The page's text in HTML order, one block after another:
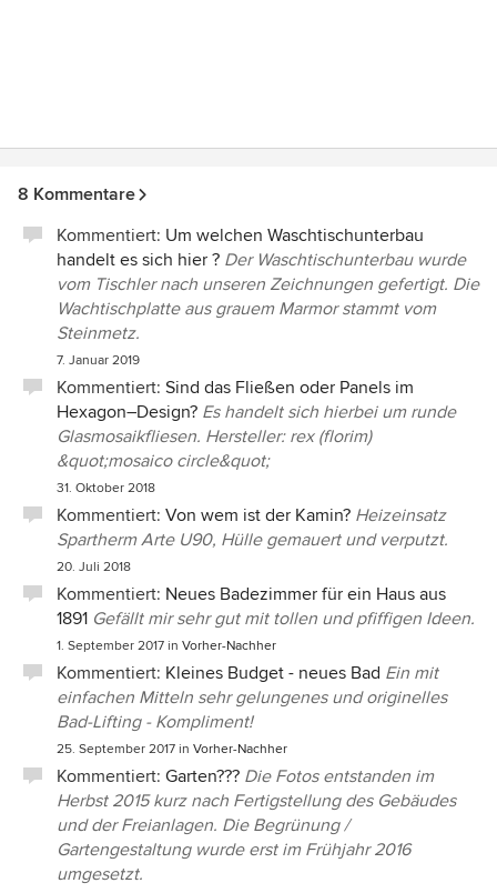
8 Kommentare
Kommentiert: Um welchen Waschtischunterbau
handelt es sich hier ? Der Waschtischunterbau wurde
vom Tischler nach unseren Zeichnungen gefertigt. Die
Wachtischplatte aus grauem Marmor stammt vom
Steinmetz.
7. Januar 2019
Kommentiert: Sind das Fließen oder Panels im
Hexagon–Design? Es handelt sich hierbei um runde
Glasmosaikfliesen. Hersteller: rex (florim)
&quot;mosaico circle&quot;
31. Oktober 2018
Kommentiert: Von wem ist der Kamin? Heizeinsatz
Spartherm Arte U90, Hülle gemauert und verputzt.
20. Juli 2018
Kommentiert: Neues Badezimmer für ein Haus aus
1891 Gefällt mir sehr gut mit tollen und pfiffigen Ideen.
1. September 2017 in Vorher-Nachher
Kommentiert: Kleines Budget - neues Bad Ein mit
einfachen Mitteln sehr gelungenes und originelles
Bad-Lifting - Kompliment!
25. September 2017 in Vorher-Nachher
Kommentiert: Garten??? Die Fotos entstanden im
Herbst 2015 kurz nach Fertigstellung des Gebäudes
und der Freianlagen. Die Begrünung /
Gartengestaltung wurde erst im Frühjahr 2016
umgesetzt.